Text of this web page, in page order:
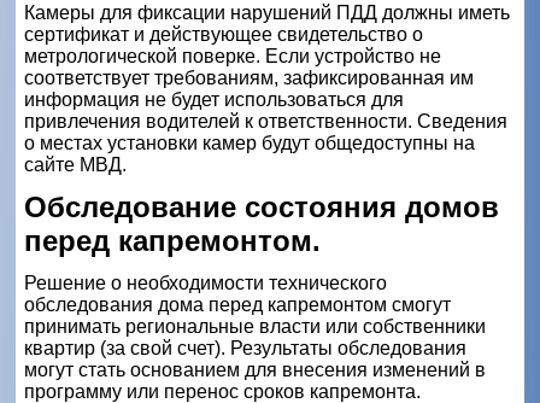
Камеры для фиксации нарушений ПДД должны иметь
сертификат и действующее свидетельство о
метрологической поверке. Если устройство не
соответствует требованиям, зафиксированная им
информация не будет использоваться для
привлечения водителей к ответственности. Сведения
о местах установки камер будут общедоступны на
сайте МВД.
Обследование состояния домов
перед капремонтом.
Решение о необходимости технического
обследования дома перед капремонтом смогут
принимать региональные власти или собственники
квартир (за свой счет). Результаты обследования
могут стать основанием для внесения изменений в
программу или перенос сроков капремонта.